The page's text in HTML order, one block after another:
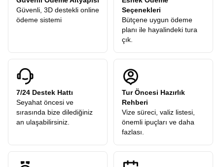
Güvenli, 3D destekli online
ödeme sistemi
Seçenekleri
Bütçene uygun ödeme
planı ile hayalindeki tura
çık.
7/24 Destek Hattı
Seyahat öncesi ve
sırasında bize dilediğiniz
an ulaşabilirsiniz.
Tur Öncesi Hazırlık
Rehberi
Vize süreci, valiz listesi,
önemli ipuçları ve daha
fazlası.